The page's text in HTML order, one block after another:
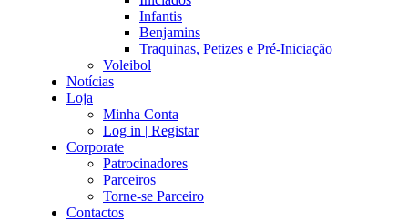
Infantis
Benjamins
Traquinas, Petizes e Pré-Iniciação
Voleibol
Notícias
Loja
Minha Conta
Log in | Registar
Corporate
Patrocinadores
Parceiros
Torne-se Parceiro
Contactos